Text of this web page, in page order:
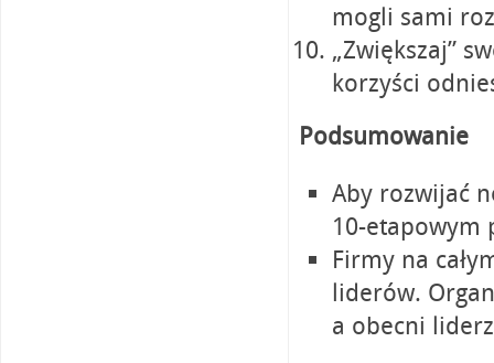
mogli sami
„Zwiększaj”
korzyści
Podsumowanie
Aby rozwijać
10-etapowym
Firmy na
liderów.
a obecni